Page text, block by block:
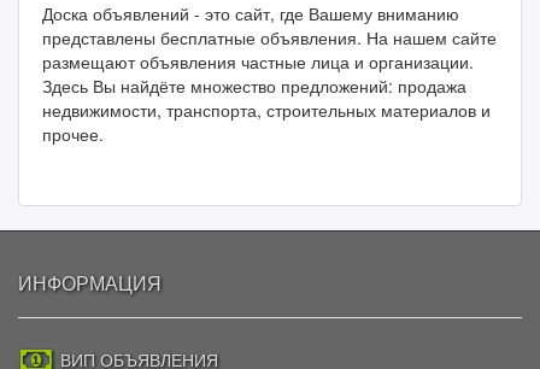
Доска объявлений - это сайт, где Вашему вниманию
представлены бесплатные объявления. На нашем сайте
размещают объявления частные лица и организации.
Здесь Вы найдёте множество предложений: продажа
недвижимости, транспорта, строительных материалов и
прочее.
ИНФОРМАЦИЯ
ВИП ОБЪЯВЛЕНИЯ